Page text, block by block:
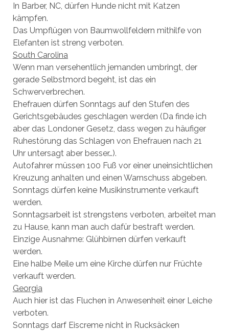
In Barber, NC, dürfen Hunde nicht mit Katzen
kämpfen.
Das Umpflügen von Baumwollfeldern mithilfe von
Elefanten ist streng verboten.
South Carolina
Wenn man versehentlich jemanden umbringt, der
gerade Selbstmord begeht, ist das ein
Schwerverbrechen.
Ehefrauen dürfen Sonntags auf den Stufen des
Gerichtsgebäudes geschlagen werden (Da finde ich
aber das Londoner Gesetz, dass wegen zu häufiger
Ruhestörung das Schlagen von Ehefrauen nach 21
Uhr untersagt aber besser…).
Autofahrer müssen 100 Fuß vor einer uneinsichtlichen
Kreuzung anhalten und einen Warnschuss abgeben.
Sonntags dürfen keine Musikinstrumente verkauft
werden.
Sonntagsarbeit ist strengstens verboten, arbeitet man
zu Hause, kann man auch dafür bestraft werden.
Einzige Ausnahme: Glühbirnen dürfen verkauft
werden.
Eine halbe Meile um eine Kirche dürfen nur Früchte
verkauft werden.
Georgia
Auch hier ist das Fluchen in Anwesenheit einer Leiche
verboten.
Sonntags darf Eiscreme nicht in Rucksäcken